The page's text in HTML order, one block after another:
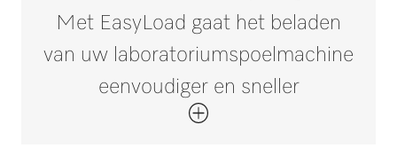
Met EasyLoad gaat het beladen
van uw laboratoriumspoelmachine
eenvoudiger en sneller